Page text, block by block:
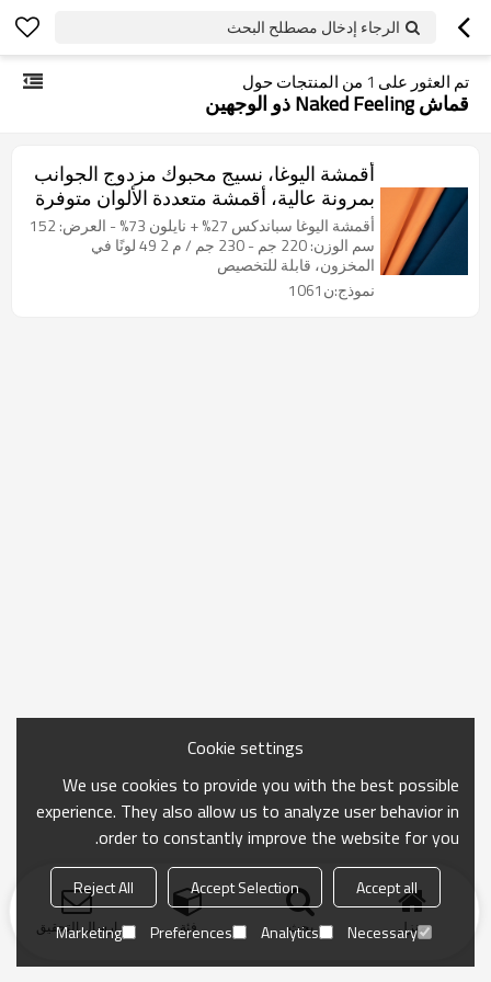
الرجاء إدخال مصطلح البحث
تم العثور على 1 من المنتجات حول
قماش Naked Feeling ذو الوجهين
أقمشة اليوغا، نسيج محبوك مزدوج الجوانب
بمرونة عالية، أقمشة متعددة الألوان متوفرة
في المخزون
أقمشة اليوغا سباندكس 27% + نايلون 73% - العرض: 152
سم الوزن: 220 جم - 230 جم / م 2 49 لونًا في
المخزون، قابلة للتخصيص
نموذج:ن1061
منزل بحث فئة ارسال التحقيق
Cookie settings
We use cookies to provide you with the best possible
experience. They also allow us to analyze user behavior in
order to constantly improve the website for you.
Accept all
Accept Selection
Reject All
Necessary
Analytics
Preferences
Marketing